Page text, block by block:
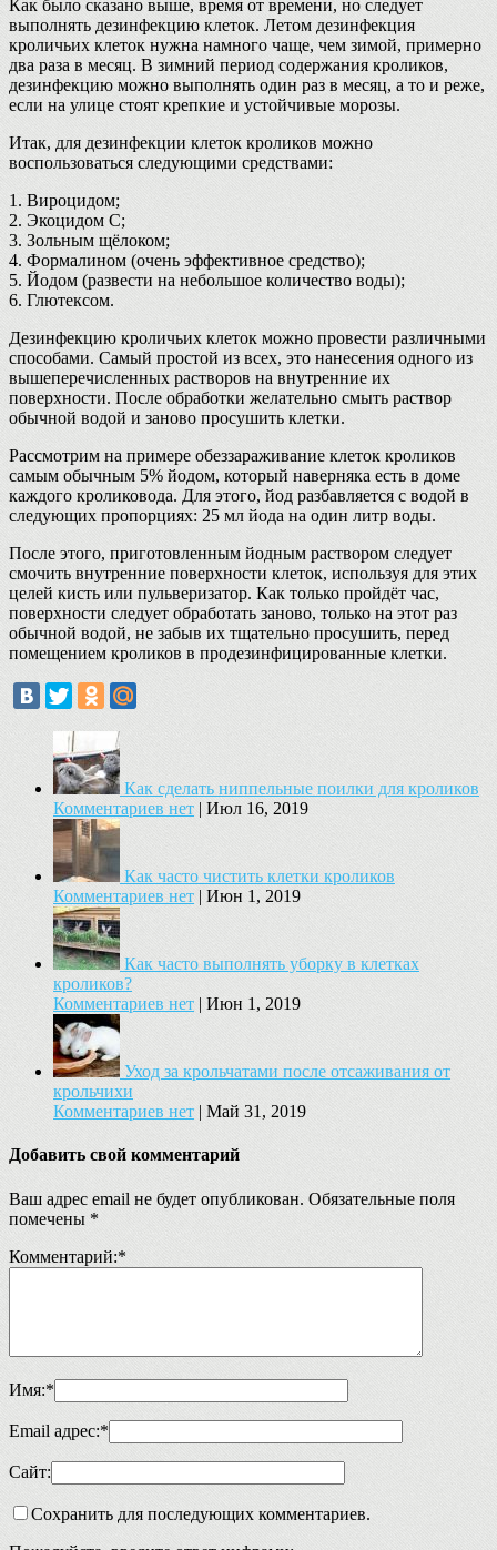
Как было сказано выше, время от времени, но следует
выполнять дезинфекцию клеток. Летом дезинфекция
кроличьих клеток нужна намного чаще, чем зимой, примерно
два раза в месяц. В зимний период содержания кроликов,
дезинфекцию можно выполнять один раз в месяц, а то и реже,
если на улице стоят крепкие и устойчивые морозы.
Итак, для дезинфекции клеток кроликов можно
воспользоваться следующими средствами:
1. Вироцидом;
2. Экоцидом С;
3. Зольным щёлоком;
4. Формалином (очень эффективное средство);
5. Йодом (развести на небольшое количество воды);
6. Глютексом.
Дезинфекцию кроличьих клеток можно провести различными
способами. Самый простой из всех, это нанесения одного из
вышеперечисленных растворов на внутренние их
поверхности. После обработки желательно смыть раствор
обычной водой и заново просушить клетки.
Рассмотрим на примере обеззараживание клеток кроликов
самым обычным 5% йодом, который наверняка есть в доме
каждого кроликовода. Для этого, йод разбавляется с водой в
следующих пропорциях: 25 мл йода на один литр воды.
После этого, приготовленным йодным раствором следует
смочить внутренние поверхности клеток, используя для этих
целей кисть или пульверизатор. Как только пройдёт час,
поверхности следует обработать заново, только на этот раз
обычной водой, не забыв их тщательно просушить, перед
помещением кроликов в продезинфицированные клетки.
Как сделать ниппельные поилки для кроликов
Комментариев нет | Июл 16, 2019
Как часто чистить клетки кроликов
Комментариев нет | Июн 1, 2019
Как часто выполнять уборку в клетках
кроликов?
Комментариев нет | Июн 1, 2019
Уход за крольчатами после отсаживания от
крольчихи
Комментариев нет | Май 31, 2019
Добавить свой комментарий
Ваш адрес email не будет опубликован. Обязательные поля
помечены *
Комментарий:*
Имя:*
Email адрес:*
Сайт:
Сохранить для последующих комментариев.